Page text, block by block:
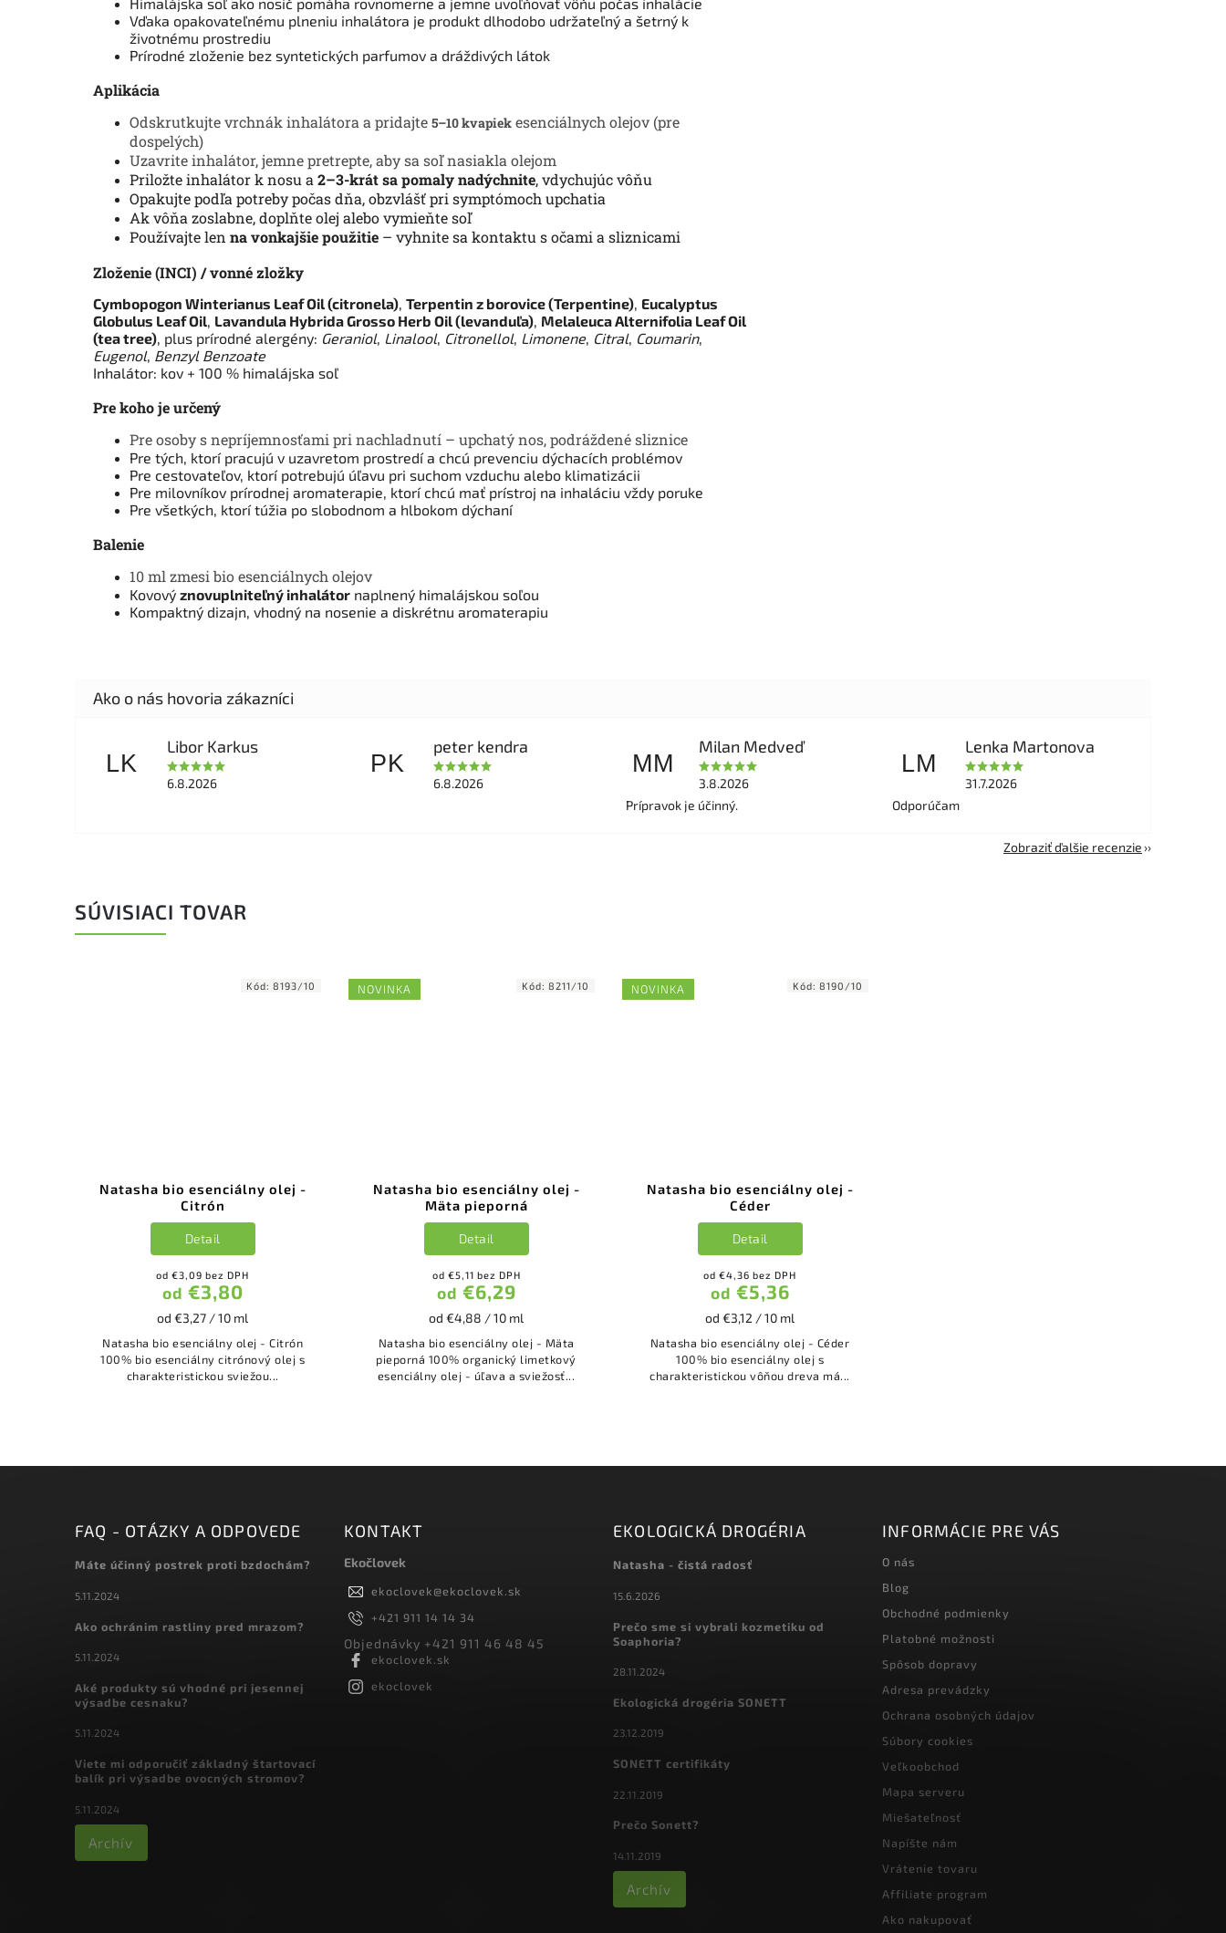
Vďaka opakovateľnému plneniu inhalátora je produkt dlhodobo udržateľný a šetrný k
životnému prostrediu
Prírodné zloženie bez syntetických parfumov a dráždivých látok
Aplikácia
Odskrutkujte vrchnák inhalátora a pridajte 5–10 kvapiek esenciálnych olejov (pre
dospelých)
Uzavrite inhalátor, jemne pretrepte, aby sa soľ nasiakla olejom
Priložte inhalátor k nosu a 2–3-krát sa pomaly nadýchnite, vdychujúc vôňu
Opakujte podľa potreby počas dňa, obzvlášť pri symptómoch upchatia
Ak vôňa zoslabne, doplňte olej alebo vymieňte soľ
Používajte len na vonkajšie použitie – vyhnite sa kontaktu s očami a sliznicami
Zloženie (INCI) / vonné zložky
Cymbopogon Winterianus Leaf Oil (citronela), Terpentin z borovice (Terpentine), Eucalyptus
Globulus Leaf Oil, Lavandula Hybrida Grosso Herb Oil (levanduľa), Melaleuca Alternifolia Leaf Oil
(tea tree), plus prírodné alergény: Geraniol, Linalool, Citronellol, Limonene, Citral, Coumarin,
Eugenol, Benzyl Benzoate
Inhalátor: kov + 100 % himalájska soľ
Pre koho je určený
Pre osoby s nepríjemnosťami pri nachladnutí – upchatý nos, podráždené sliznice
Pre tých, ktorí pracujú v uzavretom prostredí a chcú prevenciu dýchacích problémov
Pre cestovateľov, ktorí potrebujú úľavu pri suchom vzduchu alebo klimatizácii
Pre milovníkov prírodnej aromaterapie, ktorí chcú mať prístroj na inhaláciu vždy poruke
Pre všetkých, ktorí túžia po slobodnom a hlbokom dýchaní
Balenie
10 ml zmesi bio esenciálnych olejov
Kovový znovuplniteľný inhalátor naplnený himalájskou soľou
Kompaktný dizajn, vhodný na nosenie a diskrétnu aromaterapiu
LK
Libor Karkus
6.8.2026
PK
peter kendra
6.8.2026
MM
Milan Medveď
3.8.2026
Prípravok je účinný.
LM
Lenka Martonova
31.7.2026
Odporúčam
Zobraziť ďalšie recenzie
SÚVISIACI TOVAR
Natasha bio esenciálny olej -
Citrón
od €3,09 bez DPH
od €3,80
od €3,27 / 10 ml
Detail
Natasha bio esenciálny olej - Citrón
100% bio esenciálny citrónový olej s
charakteristickou sviežou...
Kód: 8193/10 NOVINKA
Natasha bio esenciálny olej -
Mäta pieporná
od €5,11 bez DPH
od €6,29
od €4,88 / 10 ml
Detail
Natasha bio esenciálny olej - Mäta
pieporná 100% organický limetkový
esenciálny olej - úľava a sviežosť...
Kód: 8211/10 NOVINKA
Natasha bio esenciálny olej -
Céder
od €4,36 bez DPH
od €5,36
od €3,12 / 10 ml
Detail
Natasha bio esenciálny olej - Céder
100% bio esenciálny olej s
charakteristickou vôňou dreva má...
Kód: 8190/10
FAQ - OTÁZKY A ODPOVEDE
Máte účinný postrek proti bzdochám?
5.11.2024
Ako ochránim rastliny pred mrazom?
5.11.2024
Aké produkty sú vhodné pri jesennej
výsadbe cesnaku?
5.11.2024
Viete mi odporučiť základný štartovací
balík pri výsadbe ovocných stromov?
5.11.2024
Archív
KONTAKT
Ekočlovek
ekoclovek@ekoclovek.sk
+421 911 14 14 34
Objednávky +421 911 46 48 45
ekoclovek.sk
ekoclovek
EKOLOGICKÁ DROGÉRIA
Natasha - čistá radosť
15.6.2026
Prečo sme si vybrali kozmetiku od
Soaphoria?
28.11.2024
Ekologická drogéria SONETT
23.12.2019
SONETT certifikáty
22.11.2019
Prečo Sonett?
14.11.2019
Archív
INFORMÁCIE PRE VÁS
O nás
Blog
Obchodné podmienky
Platobné možnosti
Spôsob dopravy
Adresa prevádzky
Ochrana osobných údajov
Súbory cookies
Veľkoobchod
Mapa serveru
Miešateľnosť
Napíšte nám
Vrátenie tovaru
Affiliate program
Ako nakupovať